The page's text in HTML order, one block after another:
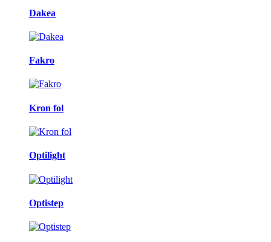
Dakea
Fakro
Kron fol
Optilight
Optistep